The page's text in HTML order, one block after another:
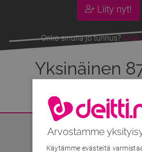
Liity nyt!
Onko sinulla jo tunnus?
Yksinäinen
Mainoskatko -
Arvostamme
Käytämme evästeitä